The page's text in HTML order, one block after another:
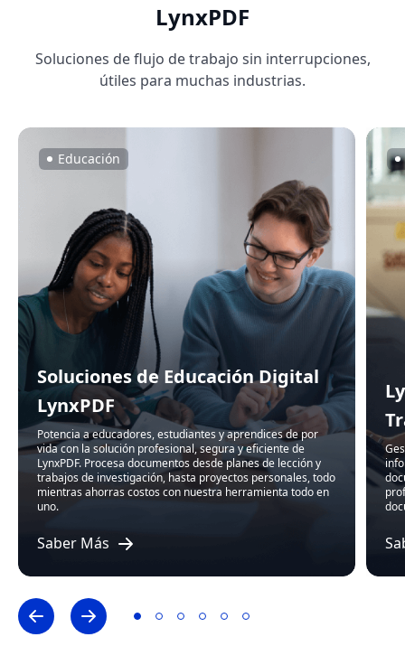
LynxPDF
Soluciones de flujo de trabajo sin interrupciones,
útiles para muchas industrias.
Educación
Soluciones de Educación Digital
LynxPDF
Potencia a educadores, estudiantes y aprendices de por
vida con la solución profesional, segura y eficiente de
LynxPDF. Procesa documentos desde planes de lección y
trabajos de investigación, hasta proyectos personales, todo
mientras ahorras costos con nuestra herramienta todo en
uno.
Saber Más